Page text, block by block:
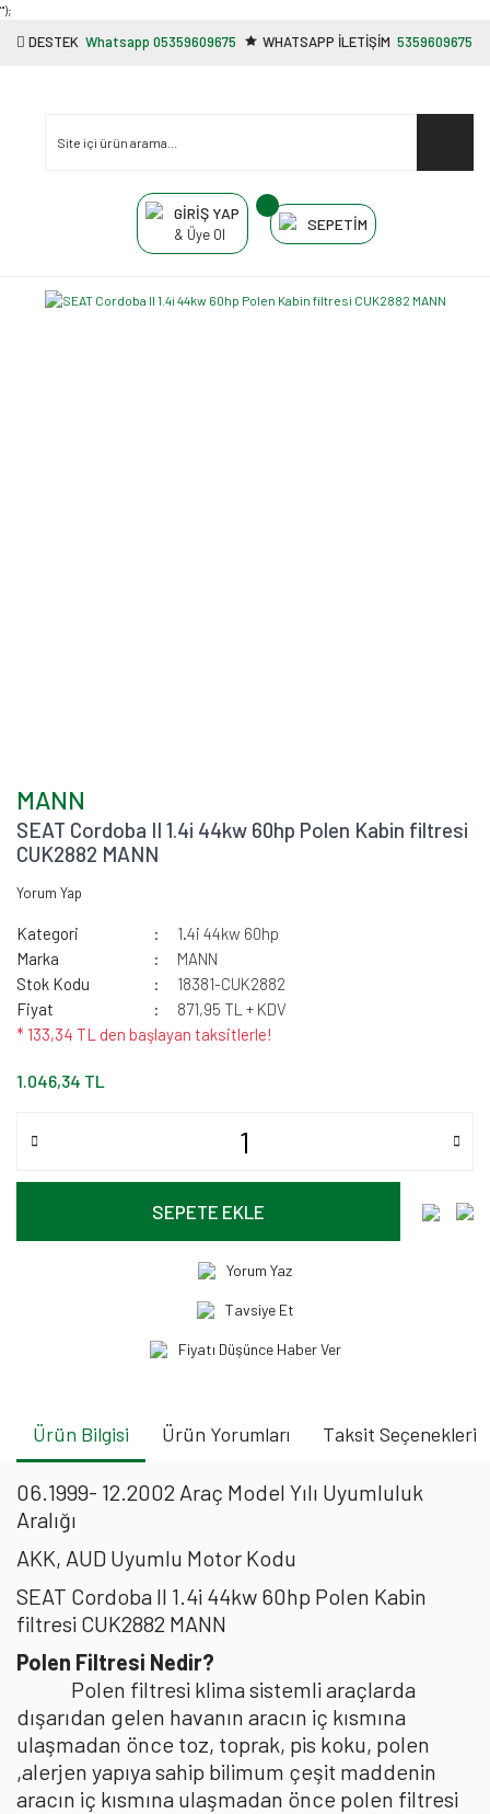
"');
DESTEK Whatsapp 05359609675 WHATSAPP İLETİŞİM 5359609675
GİRİŞ YAP
& Üye Ol
SEPETİM
MANN
SEAT Cordoba II 1.4i 44kw 60hp Polen Kabin filtresi
CUK2882 MANN
Yorum Yap
Kategori
1.4i 44kw 60hp
Marka
MANN
Stok Kodu
18381-CUK2882
Fiyat
871,95 TL + KDV
* 133,34 TL den başlayan taksitlerle!
1.046,34 TL
SEPETE EKLE
Yorum Yaz
Tavsiye Et
Fiyatı Düşünce Haber Ver
Ürün Bilgisi Ürün Yorumları Taksit Seçenekleri
06.1999- 12.2002 Araç Model Yılı Uyumluluk
Aralığı
AKK, AUD Uyumlu Motor Kodu
SEAT Cordoba II 1.4i 44kw 60hp Polen Kabin
filtresi CUK2882 MANN
Polen Filtresi Nedir?
Polen filtresi klima sistemli araçlarda
dışarıdan gelen havanın aracın iç kısmına
ulaşmadan önce toz, toprak, pis koku, polen
,alerjen yapıya sahip bilimum çeşit maddenin
aracın iç kısmına ulaşmadan önce polen filtresi